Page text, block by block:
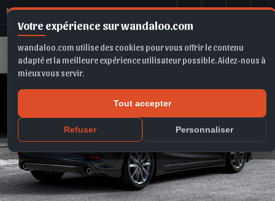
Votre expérience sur wandaloo.com
wandaloo.com utilise des cookies pour vous offrir le contenu
adapté et la meilleure expérience utilisateur possible. Aidez-nous à
mieux vous servir.
Tout accepter
Refuser Personnaliser
Mazda 3 2017